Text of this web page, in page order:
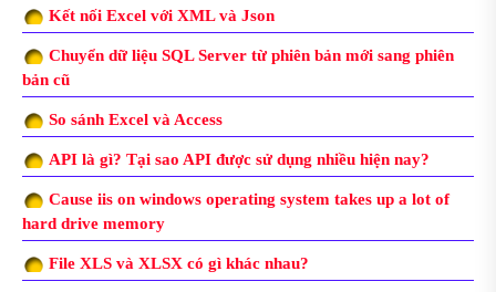
Kết nối Excel với XML và Json
Chuyển dữ liệu SQL Server từ phiên bản mới sang phiên
bản cũ
So sánh Excel và Access
API là gì? Tại sao API được sử dụng nhiều hiện nay?
Cause iis on windows operating system takes up a lot of
hard drive memory
File XLS và XLSX có gì khác nhau?